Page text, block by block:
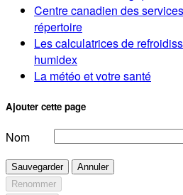
Centre canadien des
répertoire
Les calculatrices de
humidex
La météo et votre santé
Ajouter cette page
Nom
Sauvegarder
Annuler
Renommer